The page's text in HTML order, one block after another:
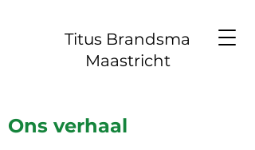
Titus Brandsma
Maastricht
Ons verhaal